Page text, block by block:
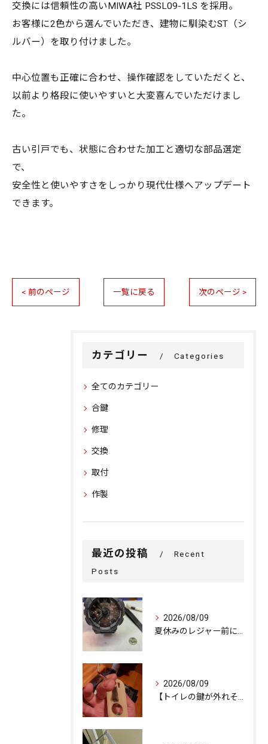
交換には信頼性の高いMIWA社 PSSL09-1LS を採用。
お客様に2色から選んでいただき、建物に馴染むST（シ
ルバー）を取り付けました。
中心位置も正確に合わせ、操作確認をしていただくと、
以前より格段に使いやすいと大変喜んでいただけまし
た。
古い引戸でも、状態に合わせた加工と適切な部品選定
で、
安全性と使いやすさをしっかり現代仕様へアップデート
できます。
< 前のページ 一覧に戻る 次のページ >
カテゴリー Categories
全てのカテゴリー
合鍵
修理
交換
取付
作製
最近の投稿
Recent
Posts
2026/08/09
夏休みのレジャー前に！G-SHOCKの電池交換
2026/08/09
【トイレの鍵が外れそう…内部ネジの緩みを修理で解決しました。